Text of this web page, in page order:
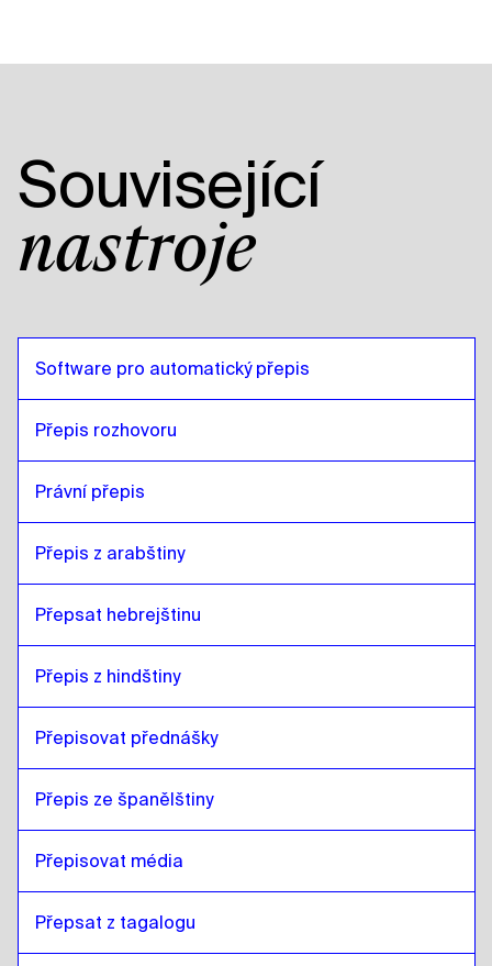
Související
nástroje
Software pro automatický přepis
Přepis rozhovoru
Právní přepis
Přepis z arabštiny
Přepsat hebrejštinu
Přepis z hindštiny
Přepisovat přednášky
Přepis ze španělštiny
Přepisovat média
Přepsat z tagalogu